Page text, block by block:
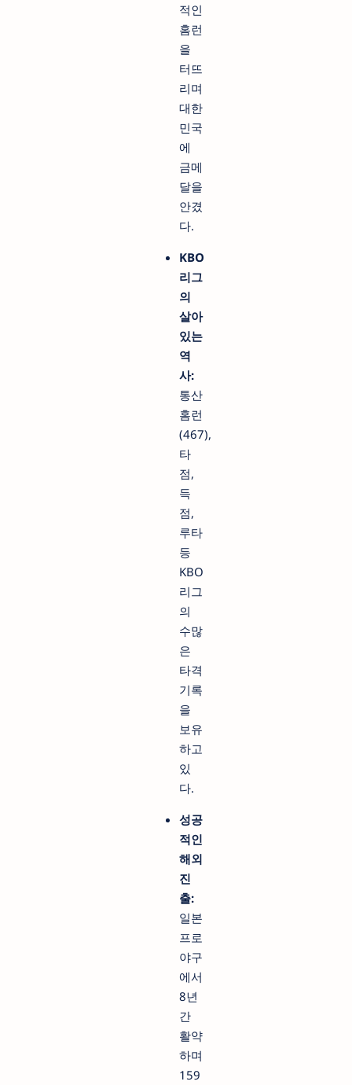
적인
홈런
을
터뜨
리며
대한
민국
에
금메
달을
안겼
다.
KBO
리그
의
살아
있는
역
사:
통산
홈런
(467),
타
점,
득
점,
루타
등
KBO
리그
의
수많
은
타격
기록
을
보유
하고
있
다.
성공
적인
해외
진
출:
일본
프로
야구
에서
8년
간
활약
하며
159